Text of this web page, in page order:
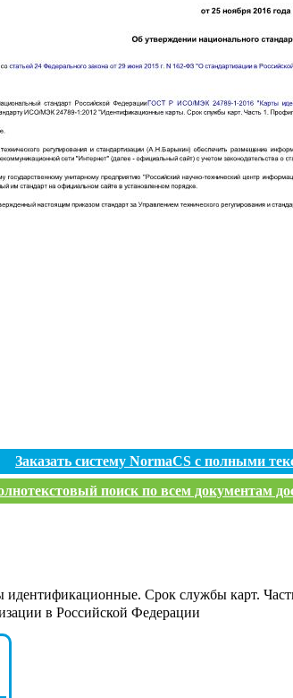
Заказать систему NormaCS с полными
поиск по всем документам
идентификационные. Срок службы карт.
в Российской Федерации